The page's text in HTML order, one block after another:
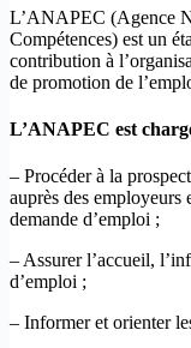
L’ANAPEC (Agence
Compétences) est un
contribution à
de promotion de
L’ANAPEC est
– Procéder à la
auprès des employeurs
demande d’emploi ;
– Assurer l’accueil,
d’emploi ;
– Informer et orienter